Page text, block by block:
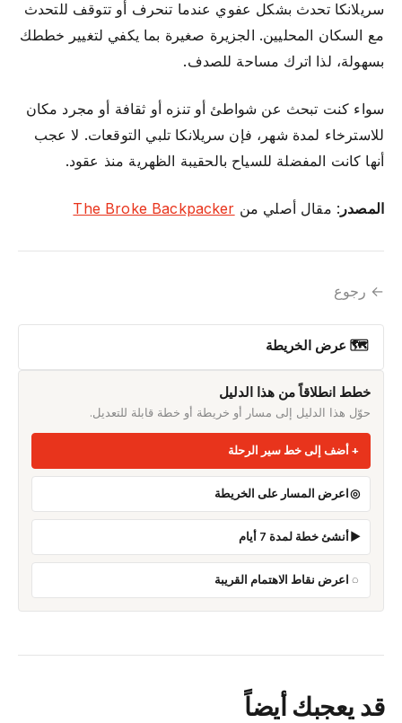
سريلانكا تحدث بشكل عفوي عندما تنحرف أو تتوقف للتحدث
مع السكان المحليين. الجزيرة صغيرة بما يكفي لتغيير خططك
بسهولة، لذا اترك مساحة للصدف.
سواء كنت تبحث عن شواطئ أو تنزه أو ثقافة أو مجرد مكان
للاسترخاء لمدة شهر، فإن سريلانكا تلبي التوقعات. لا عجب
أنها كانت المفضلة للسياح بالحقيبة الظهرية منذ عقود.
المصدر : مقال أصلي من The Broke Backpacker
← رجوع
🗺 عرض الخريطة
خطط انطلاقاً من هذا الدليل
حوّل هذا الدليل إلى مسار أو خريطة أو خطة قابلة للتعديل.
أضف إلى خط سير الرحلة
اعرض المسار على الخريطة
أنشئ خطة لمدة 7 أيام
اعرض نقاط الاهتمام القريبة
قد يعجبك أيضاً